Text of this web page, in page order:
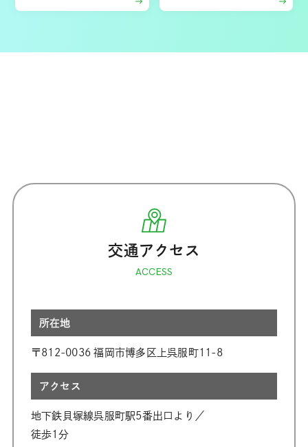
交通アクセス
ACCESS
所在地
〒812-0036 福岡市博多区上呉服町11-8
アクセス
地下鉄貝塚線呉服町駅5番出口より／
徒歩1分